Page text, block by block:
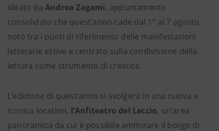
ideato da Andrea Zagami, appuntamento
consolidato che quest’anno cade dal 1° al 7 agosto,
noto tra i punti di riferimento delle manifestazioni
letterarie estive e centrato sulla condivisione della
lettura come strumento di crescita.
L’edizione di quest’anno si svolgerà in una nuova e
iconica location, l’Anfiteatro del Leccio, un’area
panoramica da cui è possibile ammirare il borgo di